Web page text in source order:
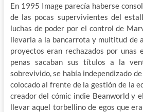
En 1995 Image parecía haberse
de las pocas supervivientes del
luchas de poder por el control de
llevarla a la bancarrota y multitud de
proyectos eran rechazados por unas
penas sacaban sus títulos a la
sobrevivido, se había independizado
colocado al frente de la gestión de la
creador del cómic indie Beanworld y
llevar aquel torbellino de egos que